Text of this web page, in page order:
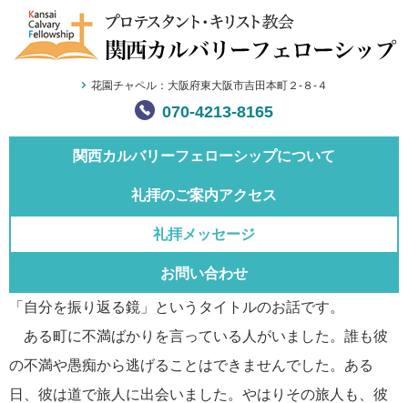
花園チャペル：大阪府東大阪市吉田本町２-８-４
070-4213-8165
関西カルバリーフェローシップについて
礼拝のご案内アクセス
礼拝メッセージ
お問い合わせ
「自分を振り返る鏡」というタイトルのお話です。
ある町に不満ばかりを言っている人がいました。誰も彼
の不満や愚痴から逃げることはできませんでした。ある
日、彼は道で旅人に出会いました。やはりその旅人も、彼